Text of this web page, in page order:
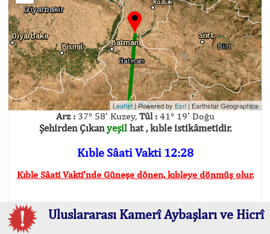
Leaflet| Powered by Esri |Earthstar Geographics
Arz :37° 58' Kuzey, Tûl :41° 19' Doğu
Şehirden Çıkanyeşilhat , kıble istikâmetidir.
Kıble Sâati Vakti 12:28
Kıble Sâati Vakti'nde Güneşe dönen, kıbleye dönmüş olur.
Uluslararası Kamerî Aybaşları ve Hicrî